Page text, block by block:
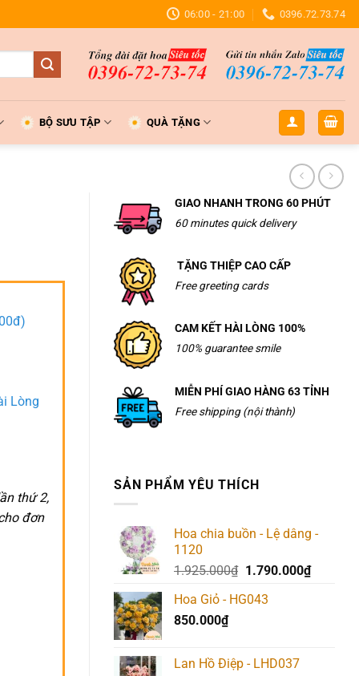
06:00 - 21:00 0396.72.73.74
BỘ SƯU TẬP QUÀ TẶNG
GIAO NHANH TRONG 60 PHÚT
60 minutes quick delivery
TẶNG THIỆP CAO CẤP
Free greeting cards
CAM KẾT HÀI LÒNG 100%
100% guarantee smile
MIỄN PHÍ GIAO HÀNG 63 TỈNH
Free shipping (nội thành)
SẢN PHẨM YÊU THÍCH
Hoa chia buồn - Lệ dâng -
1120
1.925.000₫ Giá
là:
1.790.000₫Giá
Hoa Giỏ - HG043
850.000₫
Lan Hồ Điệp - LHD037
Lòng
thứ 2,
đơn